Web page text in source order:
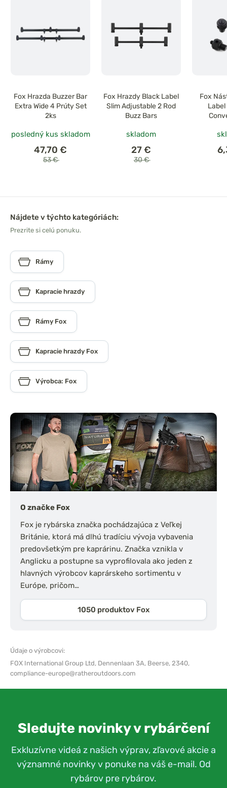
Fox Hrazda Buzzer Bar
Extra Wide 4 Prúty Set
2ks
posledný kus skladom
47,70 €
53 €
Fox Hrazdy Black Label
Slim Adjustable 2 Rod
Buzz Bars
skladom
27 €
30 €
Fox
Nájdete v týchto kategóriách:
Prezrite si celú ponuku.
Rámy
Kapracie hrazdy
Rámy Fox
Kapracie hrazdy Fox
Výrobca: Fox
O značke Fox
Fox je rybárska značka pochádzajúca z Veľkej
Británie, ktorá má dlhú tradíciu vývoja vybavenia
predovšetkým pre kaprárinu. Značka vznikla v
Anglicku a postupne sa vyprofilovala ako jeden z
hlavných výrobcov kaprárskeho sortimentu v
Európe, pričom…
1050 produktov Fox
Údaje o výrobcovi:
FOX International Group Ltd, Dennenlaan 3A, Beerse, 2340,
compliance-europe@ratheroutdoors.com
Sledujte novinky v rybárčení
Exkluzívne videá z našich výprav, zľavové akcie a
významné novinky v ponuke na váš e-mail. Od
rybárov pre rybárov.